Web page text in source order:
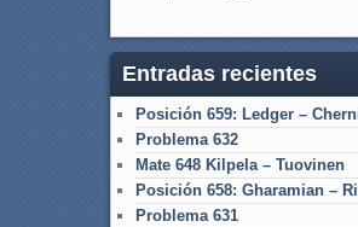
Entradas recientes
Posición 659: Ledger –
Problema 632
Mate 648 Kilpela – Tuovinen
Posición 658: Gharamian –
Problema 631